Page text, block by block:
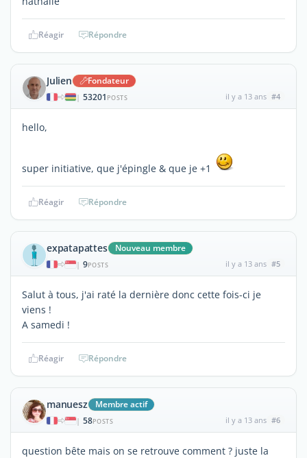
Réagir Répondre
Julien Fondateur
| 53201 POSTS il y a 13 ans #4
hello,
super initiative, que j'épingle & que je +1
Réagir Répondre
expatapattes Nouveau membre
| 9POSTS il y a 13 ans #5
Salut à tous, j'ai raté la dernière donc cette fois-ci je
viens !
A samedi !
Réagir Répondre
manuesz Membre actif
| 58POSTS il y a 13 ans #6
question bête mais on se retrouve comment ? juste la